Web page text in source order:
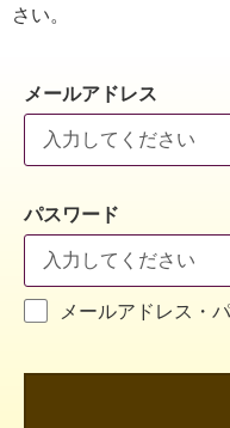
さい。
メールアドレス
パスワード
メールアドレス・